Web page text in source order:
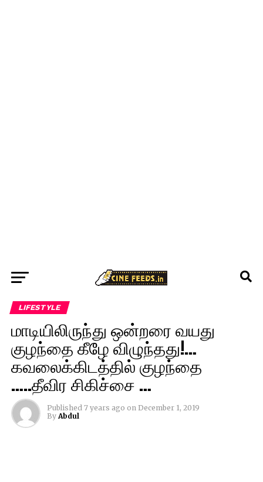
LIFESTYLE
மாடியிலிருந்து ஒன்றரை வயது
குழந்தை கீழே விழுந்தது!…
கவலைக்கிடத்தில் குழந்தை
…..தீவிர சிகிச்சை …
Published 7 years ago on December 1, 2019
By Abdul